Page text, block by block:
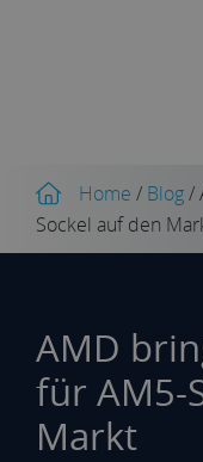
Home / Blog/
Sockel auf den
AMD
für AM5-
Markt